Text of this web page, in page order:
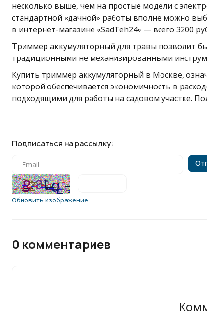
несколько выше, чем на простые модели с
стандартной «дачной» работы вполне можно
в интернет-магазине «SadTeh24» — всего 3200
Триммер аккумуляторный для травы позволит
традиционными не механизированными
Купить триммер аккумуляторный в Москве,
которой обеспечивается экономичность в
подходящими для работы на садовом участке.
Подписаться на рассылку:
Обновить изображение
0 комментариев